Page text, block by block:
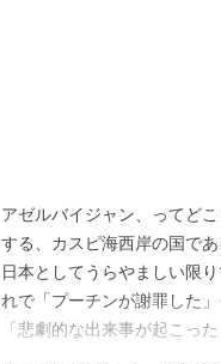
アゼルバイジャン、ってど
する、カスピ海西岸の国で
日本としてうらやましい限
れで「プーチンが謝罪した
「悲劇的な出来事が起こっ